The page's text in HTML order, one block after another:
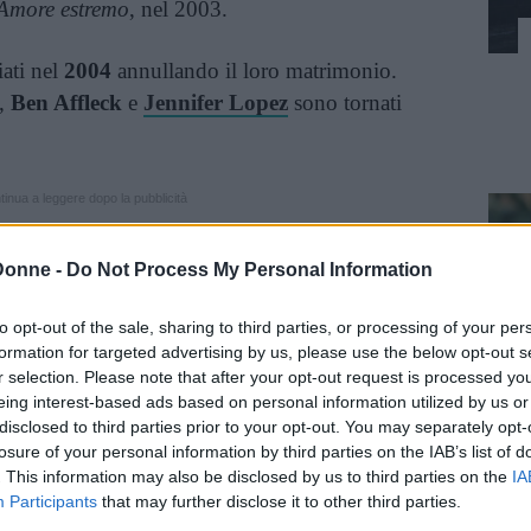
- Do Not Process My Personal Information
opt-out of the sale, sharing to third parties, or processing of your
for targeted advertising by us, please use the below opt-out
selection. Please note that after your opt-out request is processed
interest-based ads based on personal information utilized by us
to third parties prior to your opt-out. You may separately
of your personal information by third parties on the IAB’s list of
This information may also be disclosed by us to third parties on the
Participants that may further disclose it to other third parties.
estremo, nel 2003.
nel 2004 annullando il loro matrimonio.
, Ben Affleck e Jennifer Lopez sono tornati
amoroso fin troppo
questi mesi e non ha mai parlato
fino a ora.
aWSJ. Magazineche la storia d’amore con
bella storia, magari un giorno la
nell’intervista che questo è un periodo
lasciato sfuggire che, forse, potrebbe anche